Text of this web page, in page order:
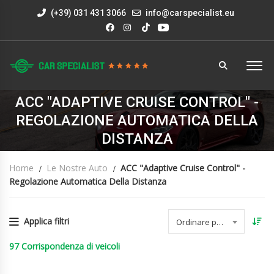
(+39) 031 431 3066 info@carspecialist.eu
ACC "ADAPTIVE CRUISE CONTROL" -
REGOLAZIONE AUTOMATICA DELLA
DISTANZA
Home Le Nostre Auto
ACC "Adaptive Cruise Control" -
Regolazione Automatica Della Distanza
Applica filtri Ordinare per data
97 Corrispondenza di veicoli